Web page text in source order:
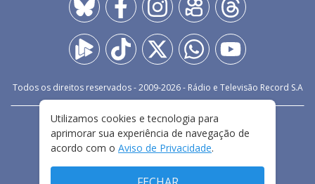
Todos os direitos reservados - 2009-2026- Rádio e Televisão Record S.A
FALE CONOSCO
PRIVACIDADE
TERMOS E CONDIÇÕES DE USO
Utilizamos cookies e tecnologia para
aprimorar sua experiência de navegação de
acordo com o Aviso de Privacidade.